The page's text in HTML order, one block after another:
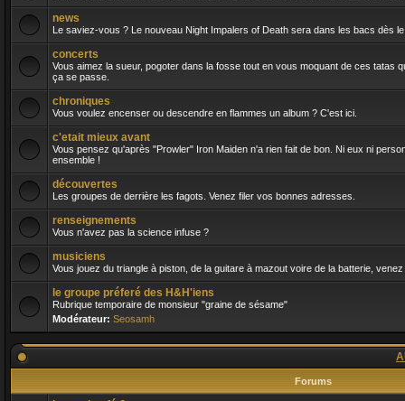
news
Le saviez-vous ? Le nouveau Night Impalers of Death sera dans les bacs dès
concerts
Vous aimez la sueur, pogoter dans la fosse tout en vous moquant de ces tatas
ça se passe.
chroniques
Vous voulez encenser ou descendre en flammes un album ? C'est ici.
c'etait mieux avant
Vous pensez qu'après "Prowler" Iron Maiden n'a rien fait de bon. Ni eux ni
ensemble !
découvertes
Les groupes de derrière les fagots. Venez filer vos bonnes adresses.
renseignements
Vous n'avez pas la science infuse ?
musiciens
Vous jouez du triangle à piston, de la guitare à mazout voire de la batterie,
le groupe préferé des H&H'iens
Rubrique temporaire de monsieur "graine de sésame"
Modérateur: Seosamh
Forums